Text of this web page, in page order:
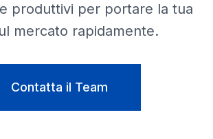
produttivi per portare la tua
mercato rapidamente.
Contatta il Team